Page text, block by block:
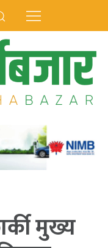
मुख्य